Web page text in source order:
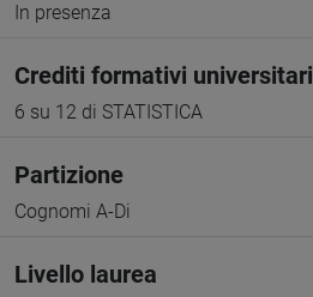
In presenza
Crediti formativi universitari
6 su 12 di STATISTICA
Partizione
Cognomi A-Di
Livello laurea